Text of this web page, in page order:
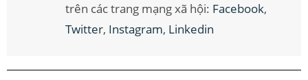
trên các trang mạng xã hội: Facebook,
Twitter, Instagram, Linkedin